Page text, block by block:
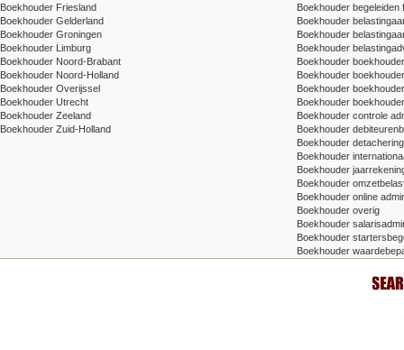
Boekhouder Friesland
Boekhouder Gelderland
Boekhouder Groningen
Boekhouder Limburg
Boekhouder Noord-Brabant
Boekhouder Noord-Holland
Boekhouder Overijssel
Boekhouder Utrecht
Boekhouder Zeeland
Boekhouder Zuid-Holland
Boekhouder
Boekhouder
Boekhouder
Boekhouder
Boekhouder
Boekhouder
Boekhouder
Boekhouder
Boekhouder controle
Boekhouder
Boekhouder
Boekhouder
Boekhouder
Boekhouder
Boekhouder online
Boekhouder overig
Boekhouder
Boekhouder
Boekhouder